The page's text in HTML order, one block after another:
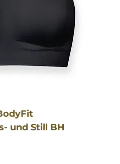
und Still BH